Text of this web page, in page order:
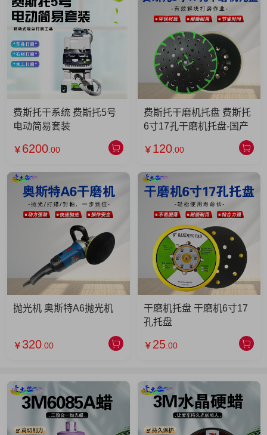
费斯托干系统 费斯托5号
电动简易套装
￥ 6200 .00
费斯托干磨机托盘 费斯托
6寸17孔干磨机托盘-国产
￥ 120 .00
抛光机 奥斯特A6抛光机
￥ 320 .00
干磨机托盘 干磨机6寸17
孔托盘
￥ 25 .00